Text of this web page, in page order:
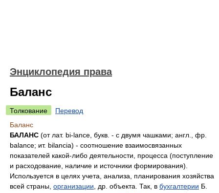
Энциклопедия права
Баланс
Толкование
Перевод
Баланс
БАЛАНС (от лат. bi-lance, букв. - с двумя чашками; англ., фр.
balance; ит. bilancia) - соотношение взаимосвязанных
показателей какой-либо деятельности, процесса (поступление
и расходование, наличие и источники формирования).
Используется в целях учета, анализа, планирования хозяйства
всей страны, организации , др. объекта. Так, в бухгалтерии Б.